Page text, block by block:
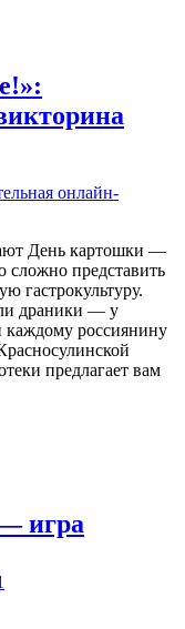
День картошки —
сложно представить
гастрокультуру.
драники — у
каждому россиянину
предлагает вам
игра